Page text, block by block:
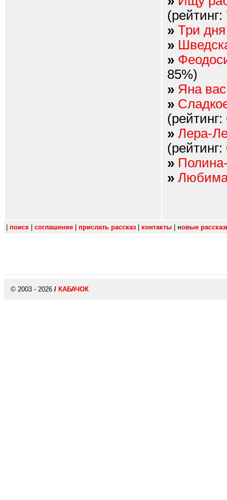
(рейтинг:
» Три
»
»
85%)
» Яна
»
(рейтинг:
» Лера-
(рейтинг:
»
»
поиск соглашение прислать рассказ контакты новые
© 2003 - 2026 / КАБАЧОК